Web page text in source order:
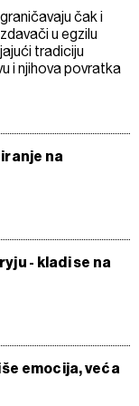
čak i
u egzilu
tradiciju
i njihova povratka
na
- kladi se na
emocija, veća